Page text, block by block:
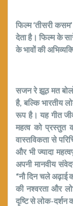
फिल्म ‘तीसरी
देता है। फिल्म के
के भावों की
सजन रे झूठ मत
है, बल्कि भारतीय
रूप है। यह गीत
महत्व को प्रस्तुत
वास्तविकता से
और भी ज्यादा
अपनी मानवीय
“नौ दिन चले अढ़ाई
की नश्वरता और
दृष्टि से लोक-दर्शन